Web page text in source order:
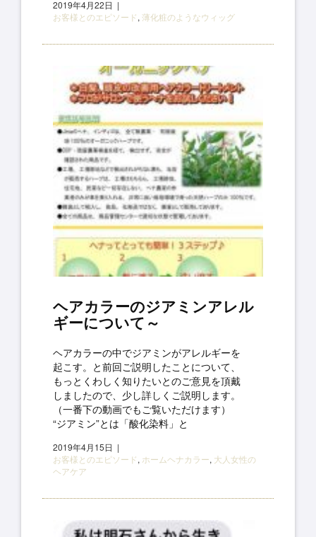
2019年4月22日
お客様とのエピソード, 薄化粧のようなウィッグ
ヘアカラーのジアミンアレル
ギーについて～
ヘアカラーの中でジアミンがアレルギーを
起こす。と前回ご説明したことについて、
もっとくわしく知りたいとのご意見を頂戴
しましたので、少し詳しくご説明します。
（一番下の動画でもご覧いただけます）
“ジアミン”とは「酸化染料」と
2019年4月15日
お客様とのエピソード, ホームヘナカラー, 大人女性の
ヘアケア